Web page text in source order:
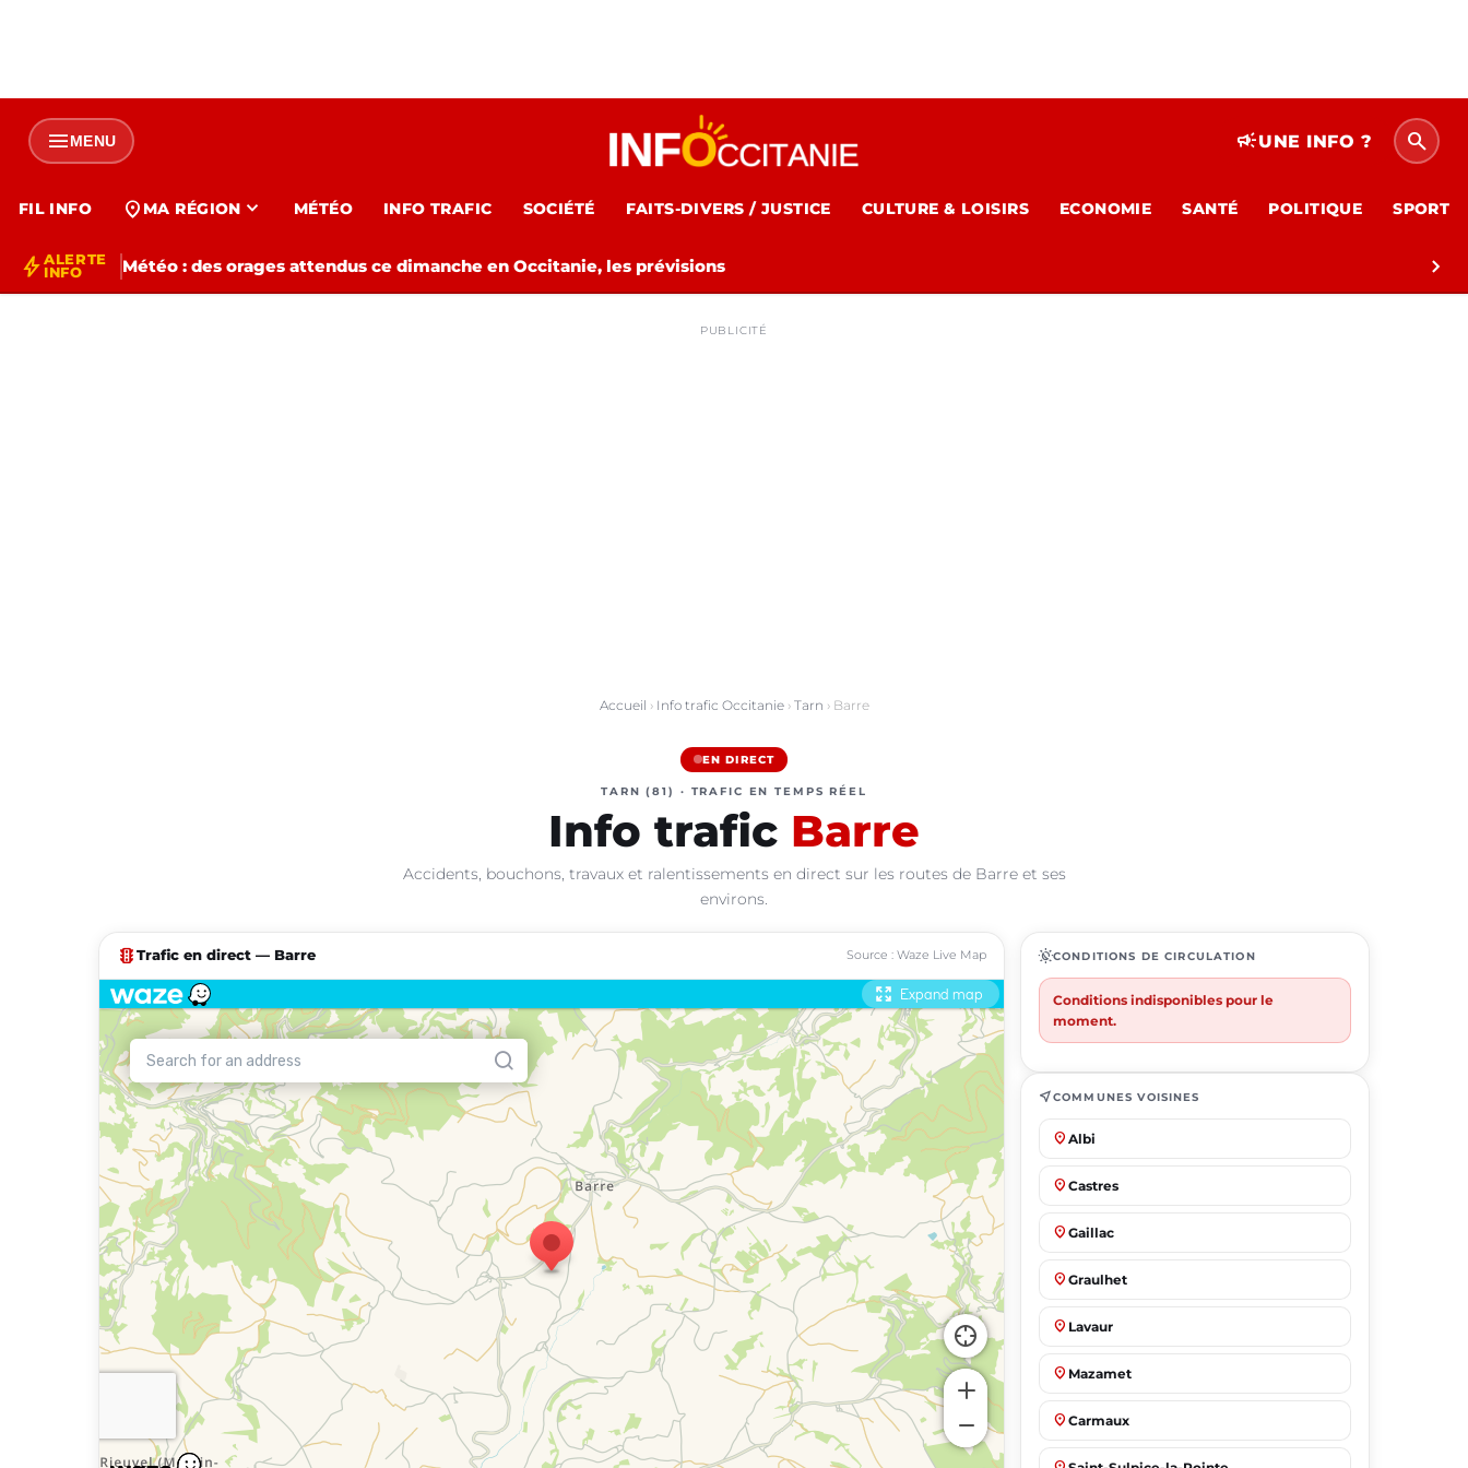
menuMENU campaignUNE INFO ? search
FIL INFO location_on MA RÉGION expand_more MÉTÉO INFO TRAFIC SOCIÉTÉ FAITS-DIVERS / JUSTICE CULTURE & LOISIRS ECONOMIE SANTÉ POLITIQUE SPORT
bolt ALERTE
INFO
Météo : des orages attendus ce dimanche en Occitanie, les prévisions chevron_right
PUBLICITÉ
Accueil › Info trafic Occitanie› Tarn › Barre
EN DIRECT
TARN (81) · TRAFIC EN TEMPS RÉEL
Info trafic Barre
Accidents, bouchons, travaux et ralentissements en direct sur les routes de Barre et ses
environs.
traffic Trafic en direct — Barre Source : Waze Live Map routineCONDITIONS DE CIRCULATION
Conditions indisponibles pour le
moment.
near_meCOMMUNES VOISINES
place Albi
place Castres
place Gaillac
place Graulhet
place Lavaur
place Mazamet
place Carmaux